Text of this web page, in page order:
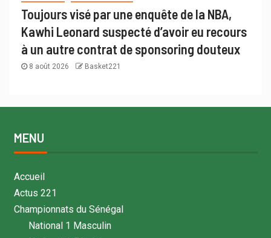
Toujours visé par une enquête de la NBA,
Kawhi Leonard suspecté d’avoir eu recours
à un autre contrat de sponsoring douteux
8 août 2026 Basket221
MENU
Accueil
Actus 221
Championnats du Sénégal
National 1 Masculin